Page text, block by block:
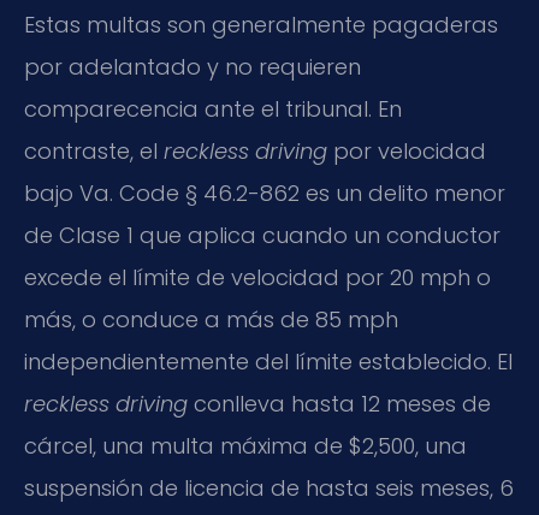
Estas multas son generalmente pagaderas
por adelantado y no requieren
comparecencia ante el tribunal. En
contraste, el reckless driving por velocidad
bajo Va. Code § 46.2-862 es un delito menor
de Clase 1 que aplica cuando un conductor
excede el límite de velocidad por 20 mph o
más, o conduce a más de 85 mph
independientemente del límite establecido. El
reckless driving conlleva hasta 12 meses de
cárcel, una multa máxima de $2,500, una
suspensión de licencia de hasta seis meses, 6